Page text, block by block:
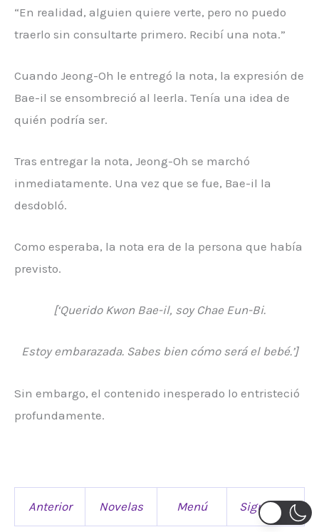
“En realidad, alguien quiere verte, pero no puedo
traerlo sin consultarte primero. Recibí una nota.”
Cuando Jeong-Oh le entregó la nota, la expresión de
Bae-il se ensombreció al leerla. Tenía una idea de
quién podría ser.
Tras entregar la nota, Jeong-Oh se marchó
inmediatamente. Una vez que se fue, Bae-il la
desdobló.
Como esperaba, la nota era de la persona que había
previsto.
[‘Querido Kwon Bae-il, soy Chae Eun-Bi.
Estoy embarazada. Sabes bien cómo será el bebé.’]
Sin embargo, el contenido inesperado lo entristeció
profundamente.
Anterior Novelas Menú Siguiente